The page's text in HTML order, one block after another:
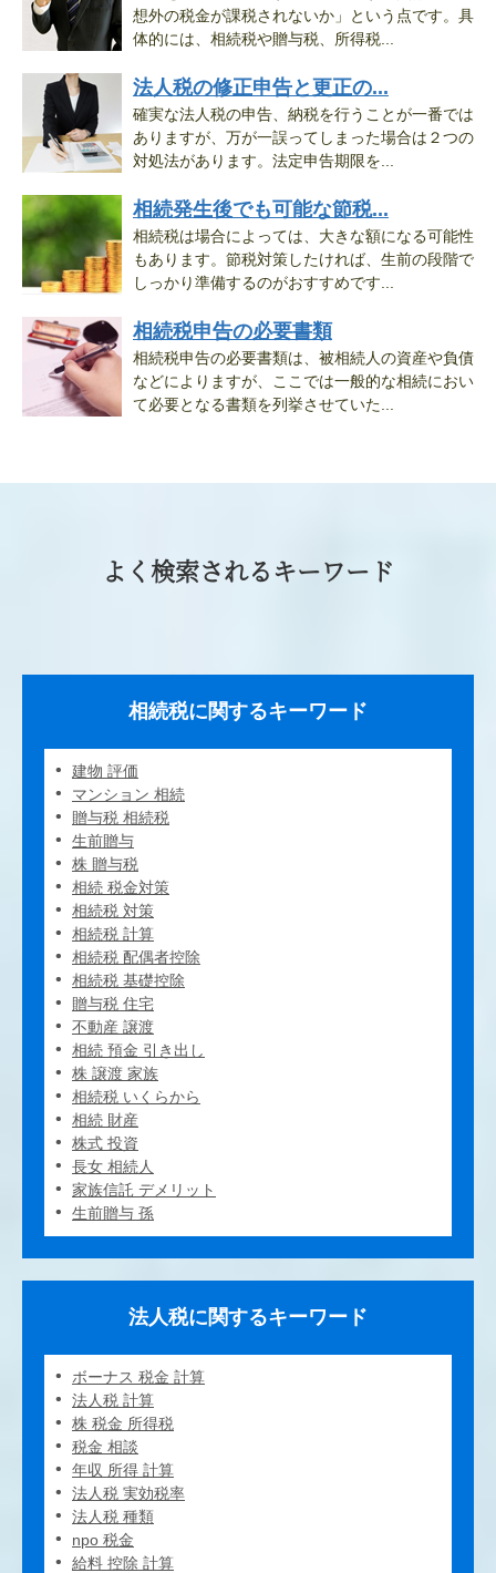
想外の税金が課税されないか」という点です。具
体的には、相続税や贈与税、所得税...
法人税の修正申告と更正の...
確実な法人税の申告、納税を行うことが一番では
ありますが、万が一誤ってしまった場合は２つの
対処法があります。法定申告期限を...
相続発生後でも可能な節税...
相続税は場合によっては、大きな額になる可能性
もあります。節税対策したければ、生前の段階で
しっかり準備するのがおすすめです...
相続税申告の必要書類
相続税申告の必要書類は、被相続人の資産や負債
などによりますが、ここでは一般的な相続におい
て必要となる書類を列挙させていた...
よく検索されるキーワード
相続税に関するキーワード
建物 評価
マンション 相続
贈与税 相続税
生前贈与
株 贈与税
相続 税金対策
相続税 対策
相続税 計算
相続税 配偶者控除
相続税 基礎控除
贈与税 住宅
不動産 譲渡
相続 預金 引き出し
株 譲渡 家族
相続税 いくらから
相続 財産
株式 投資
長女 相続人
家族信託 デメリット
生前贈与 孫
法人税に関するキーワード
ボーナス 税金 計算
法人税 計算
株 税金 所得税
税金 相談
年収 所得 計算
法人税 実効税率
法人税 種類
npo 税金
給料 控除 計算